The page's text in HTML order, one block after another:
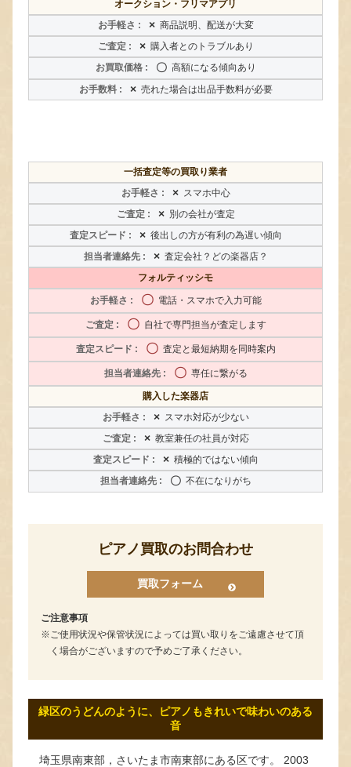
オークション・フリマアプリ
× 商品説明、配送が大変
× 購入者とのトラブルあり
〇 高額になる傾向あり
× 売れた場合は出品手数料が必要
一括査定等の買取り業者
× スマホ中心
× 別の会社が査定
× 後出しの方が有利の為遅い傾向
× 査定会社？どの楽器店？
フォルティッシモ
〇 電話・スマホで入力可能
〇 自社で専門担当が査定します
〇 査定と最短納期を同時案内
〇 専任に繋がる
購入した楽器店
× スマホ対応が少ない
× 教室兼任の社員が対応
× 積極的ではない傾向
〇 不在になりがち
ピアノ買取のお問合わせ
買取フォーム
ご注意事項
ご使用状況や保管状況によっては買い取りをご遠慮させて頂
く場合がございますので予めご了承ください。
緑区のうどんのように、ピアノもきれいで味わいのある
音
埼玉県南東部，さいたま市南東部にある区です。 2003